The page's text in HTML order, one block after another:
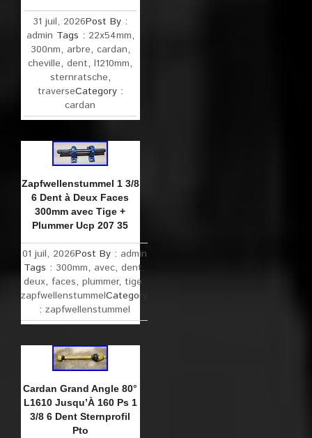
31 juil, 2026Post By :
admin Tags : 22x54mm,
300nm, arbre, cardan,
cheville,dent,l1210mm,
sternratsche,
traverseCategory :
cardan
Zapfwellenstummel 1 3/8
6 Dent à Deux Faces
300mm avec Tige +
Plummer Ucp 207 35
01 juil, 2026Post By : admin
Tags : 300mm, avec, dent,
deux, faces, plummer, tige
zapfwellenstummelCategory
: zapfwellenstummel
Cardan Grand Angle 80°
L1610 Jusqu’À 160 Ps 1
3/8 6 Dent Sternprofil
Pto